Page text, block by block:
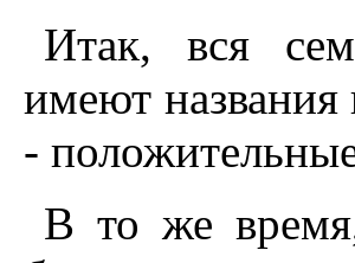
Итак, вся
имеют
-
В то же